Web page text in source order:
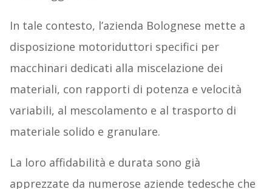
In tale contesto, l’azienda Bolognese mette a
disposizione motoriduttori specifici per
macchinari dedicati alla miscelazione dei
materiali, con rapporti di potenza e velocità
variabili, al mescolamento e al trasporto di
materiale solido e granulare.
La loro affidabilità e durata sono già
apprezzate da numerose aziende tedesche che